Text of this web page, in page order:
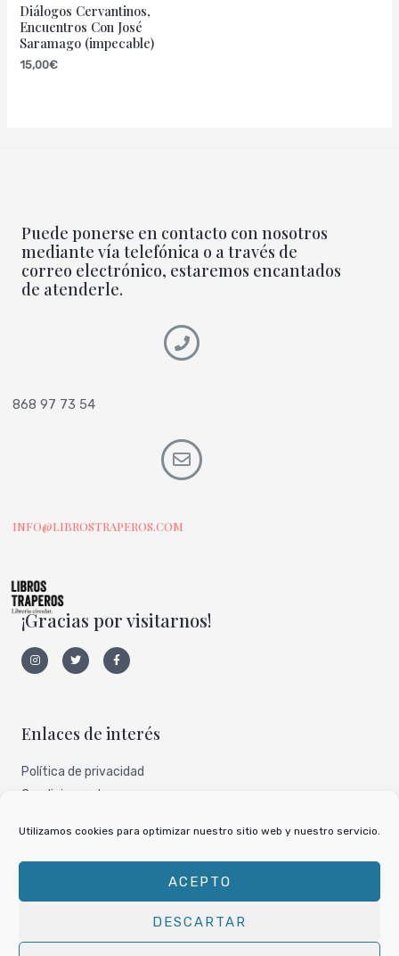
Utilizamos cookies para optimizar nuestro sitio web y nuestro servicio.
ACEPTO
DESCARTAR
Diálogos Cervantinos,
Encuentros Con José
Saramago (impecable)
15,00€
Puede ponerse en contacto con nosotros
mediante vía telefónica o a través de
correo electrónico, estaremos encantados
de atenderle.
868 97 73 54
INFO@LIBROSTRAPEROS.COM
¡Gracias por visitarnos!
n
s
t
m
w
i
t
a
c
e
-
f
Enlaces de interés
Política de privacidad
Condiciones de uso
Nuestro perfil de todocoleccion
Copyright © 2026